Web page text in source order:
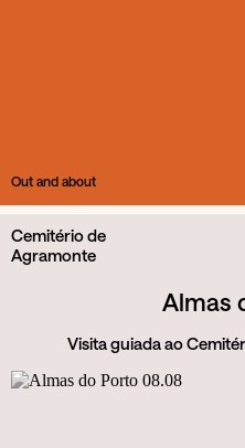
Out and about
Cemitério de
Agramonte
Almas
Visita guiada ao